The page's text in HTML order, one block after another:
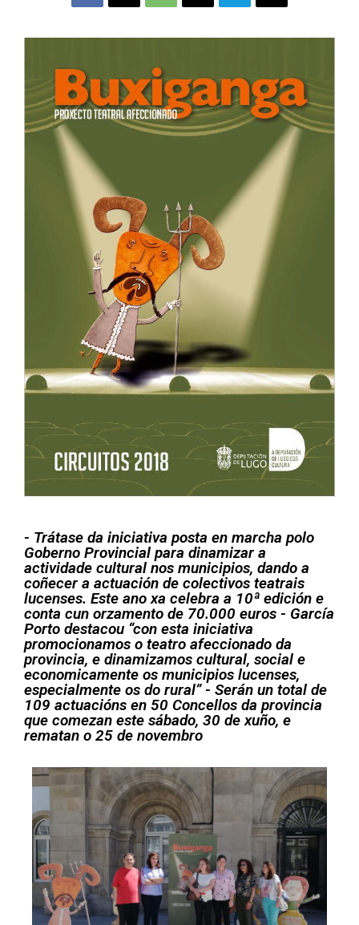
- Trátase da iniciativa posta en marcha polo
Goberno Provincial para dinamizar a
actividade cultural nos municipios, dando a
coñecer a actuación de colectivos teatrais
lucenses. Este ano xa celebra a 10ª edición e
conta cun orzamento de 70.000 euros - García
Porto destacou “con esta iniciativa
promocionamos o teatro afeccionado da
provincia, e dinamizamos cultural, social e
economicamente os municipios lucenses,
especialmente os do rural” - Serán un total de
109 actuacións en 50 Concellos da provincia
que comezan este sábado, 30 de xuño, e
rematan o 25 de novembro